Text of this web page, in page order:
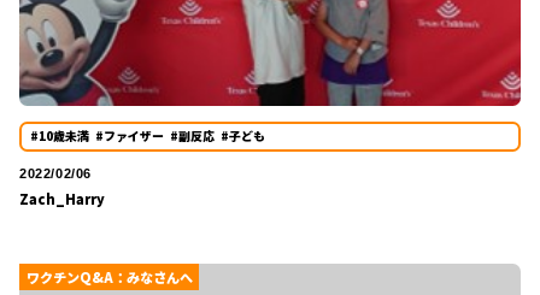
#10歳未満 #ファイザー #副反応 #子ども
2022/02/06
Zach_Harry
ワクチンQ&A：みなさんへ